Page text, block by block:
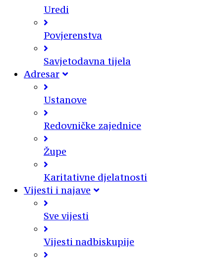
Uredi
Povjerenstva
Savjetodavna tijela
Adresar
Ustanove
Redovničke zajednice
Župe
Karitativne djelatnosti
Vijesti i najave
Sve vijesti
Vijesti nadbiskupije